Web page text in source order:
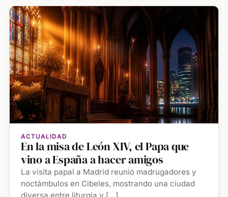
ACTUALIDAD
En la misa de León XIV, el Papa que
vino a España a hacer amigos
La visita papal a Madrid reunió madrugadores y
noctámbulos en Cibeles, mostrando una ciudad